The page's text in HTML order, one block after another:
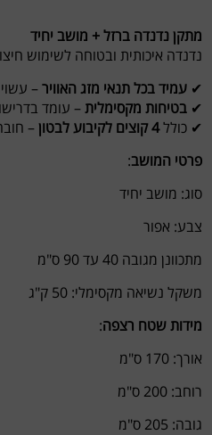
מתקן נדנדה ברזל + מושב יחיד
נדנדה איכותית ובטוחה לשימוש
✔ עמיד בכל תנאי מזג האוויר– עשוי
✔ בטיחות מקסימלית– עומד
✔ כולל4 קוצים לקיבוע לבטון
–
פרטי המושב:
סוג: מושב יחיד
צבע: אפור
מתכוונן מגובה 40 עד 90 ס"מ
משקל נשיאה מקסימלי: 50 ק"ג
מידות שטח רצפה:
אורך: 170 ס"מ
רוחב: 200 ס"מ
גובה: 205 ס"מ